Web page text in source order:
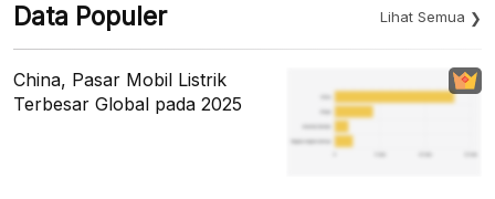
Data Populer Lihat Semua
China, Pasar Mobil Listrik
Terbesar Global pada 2025